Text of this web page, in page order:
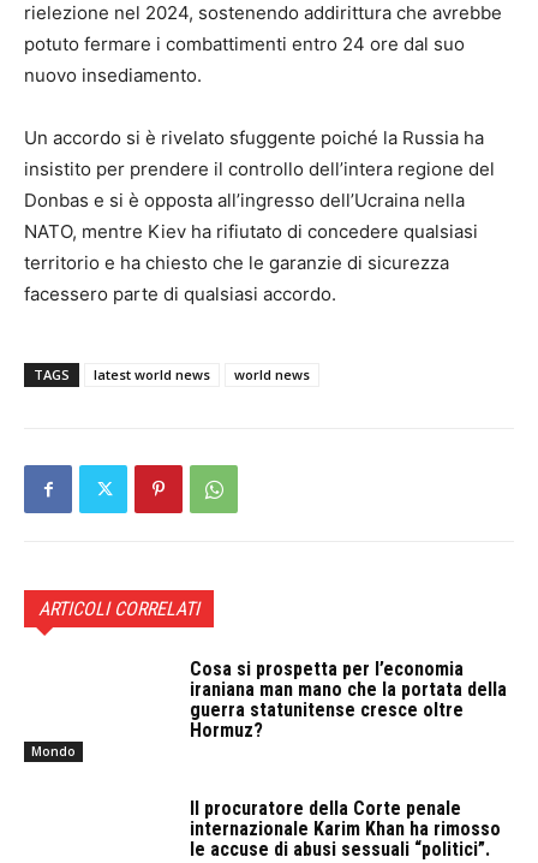
rielezione nel 2024, sostenendo addirittura che avrebbe
potuto fermare i combattimenti entro 24 ore dal suo
nuovo insediamento.
Un accordo si è rivelato sfuggente poiché la Russia ha
insistito per prendere il controllo dell’intera regione del
Donbas e si è opposta all’ingresso dell’Ucraina nella
NATO, mentre Kiev ha rifiutato di concedere qualsiasi
territorio e ha chiesto che le garanzie di sicurezza
facessero parte di qualsiasi accordo.
TAGS latest world news world news
ARTICOLI CORRELATI
Mondo
Cosa si prospetta per l’economia
iraniana man mano che la portata della
guerra statunitense cresce oltre
Hormuz?
Il procuratore della Corte penale
internazionale Karim Khan ha rimosso
le accuse di abusi sessuali “politici”.